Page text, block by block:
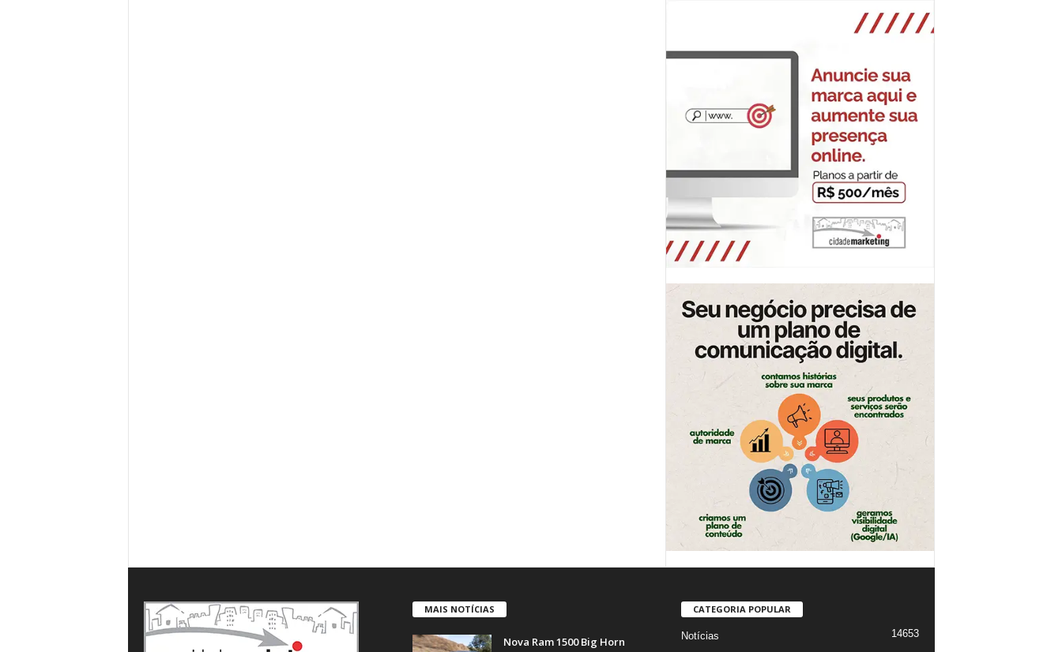
MAIS NOTÍCIAS
Nova Ram 1500 Big Horn
CATEGORIA POPULAR
Notícias
14653